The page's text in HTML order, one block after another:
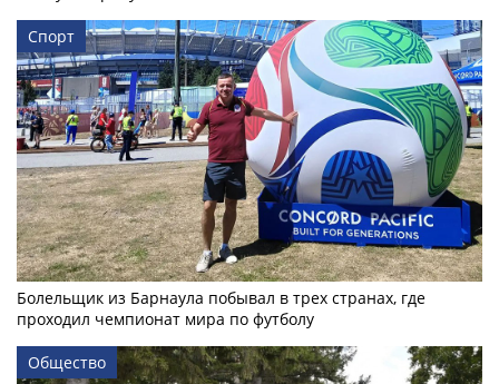
Спорт
Болельщик из Барнаула побывал в трех странах, где
проходил чемпионат мира по футболу
Общество